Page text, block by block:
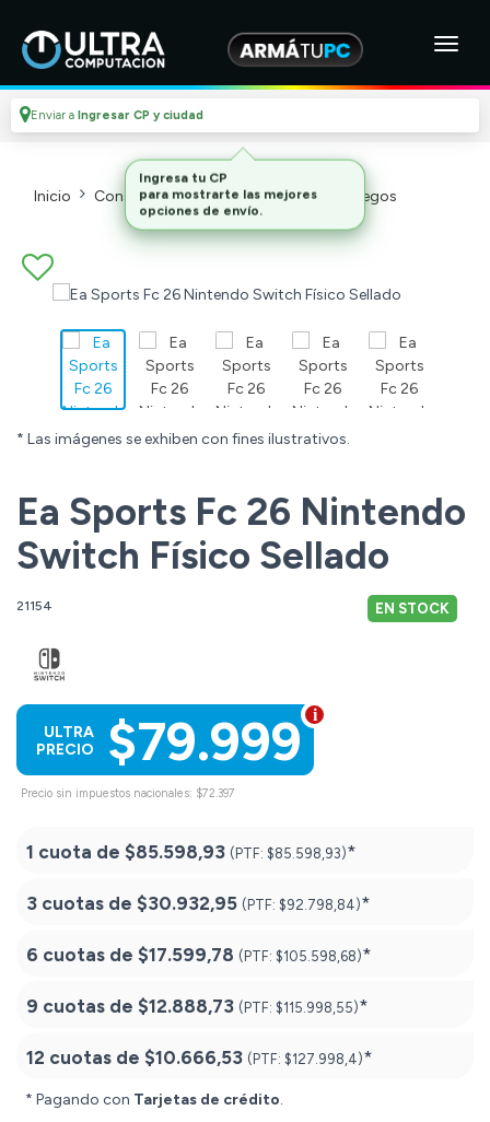
Enviar a Ingresar CP y ciudad
Inicio Consolas Y Videojuegos_2 Videojuegos
* Las imágenes se exhiben con fines ilustrativos.
Ea Sports Fc 26 Nintendo
Switch Físico Sellado
21154 EN STOCK
$79.999
ULTRA
PRECIO
Precio sin impuestos nacionales: $72.397
1 cuota de $85.598,93 (PTF: $85.598,93)*
3 cuotas de $30.932,95 (PTF: $92.798,84)*
6 cuotas de $17.599,78 (PTF: $105.598,68)*
9 cuotas de $12.888,73 (PTF: $115.998,55)*
12 cuotas de $10.666,53 (PTF: $127.998,4)*
* Pagando con Tarjetas de crédito.